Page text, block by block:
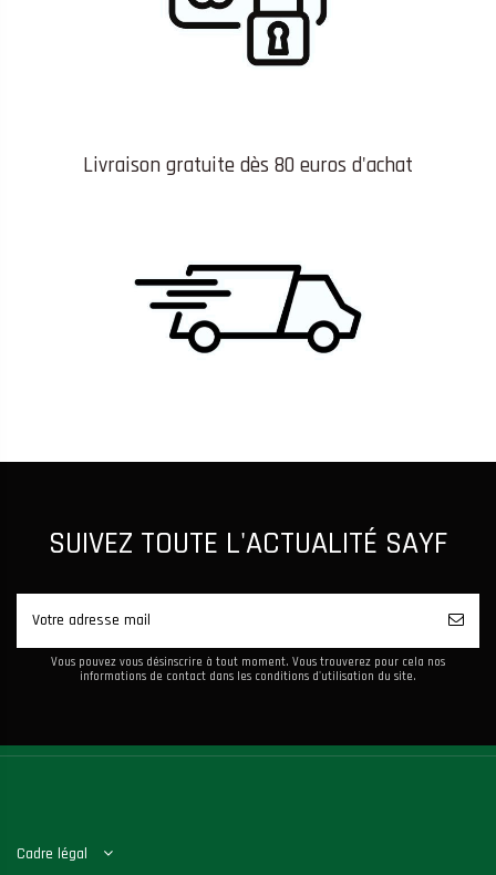
Livraison gratuite dès 80 euros d'achat
SUIVEZ TOUTE L'ACTUALITÉ SAYF
Vous pouvez vous désinscrire à tout moment. Vous trouverez pour cela nos
informations de contact dans les conditions d'utilisation du site.
Cadre légal